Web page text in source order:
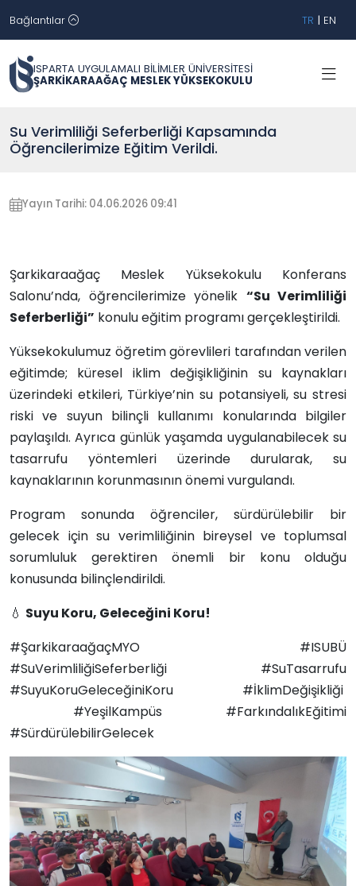
Bağlantılar TR | EN
ISPARTA UYGULAMALI BİLİMLER ÜNİVERSİTESİ
ŞARKİKARAAĞAÇ MESLEK YÜKSEKOKULU
Su Verimliliği Seferberliği Kapsamında
Öğrencilerimize Eğitim Verildi.
Yayın Tarihi: 04.06.2026 09:41
Şarkikaraağaç Meslek Yüksekokulu Konferans
Salonu’nda, öğrencilerimize yönelik “Su Verimliliği
Seferberliği” konulu eğitim programı gerçekleştirildi.
Yüksekokulumuz öğretim görevlileri tarafından verilen
eğitimde; küresel iklim değişikliğinin su kaynakları
üzerindeki etkileri, Türkiye’nin su potansiyeli, su stresi
riski ve suyun bilinçli kullanımı konularında bilgiler
paylaşıldı. Ayrıca günlük yaşamda uygulanabilecek su
tasarrufu yöntemleri üzerinde durularak, su
kaynaklarının korunmasının önemi vurgulandı.
Program sonunda öğrenciler, sürdürülebilir bir
gelecek için su verimliliğinin bireysel ve toplumsal
sorumluluk gerektiren önemli bir konu olduğu
konusunda bilinçlendirildi.
💧 Suyu Koru, Geleceğini Koru!
#ŞarkikaraağaçMYO #ISUBÜ
#SuVerimliliğiSeferberliği #SuTasarrufu
#SuyuKoruGeleceğiniKoru #İklimDeğişikliği
#YeşilKampüs #FarkındalıkEğitimi
#SürdürülebilirGelecek